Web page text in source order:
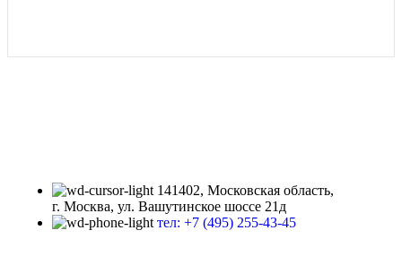
141402, Московская область,
г. Москва, ул. Вашутинское шоссе 21д
тел: +7 (495) 255-43-45